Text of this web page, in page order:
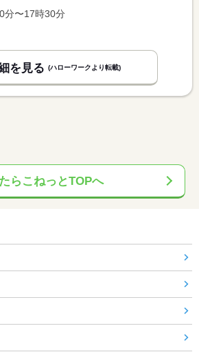
分〜17時30分
を見る (ハローワークより転載)
らこねっとTOPへ